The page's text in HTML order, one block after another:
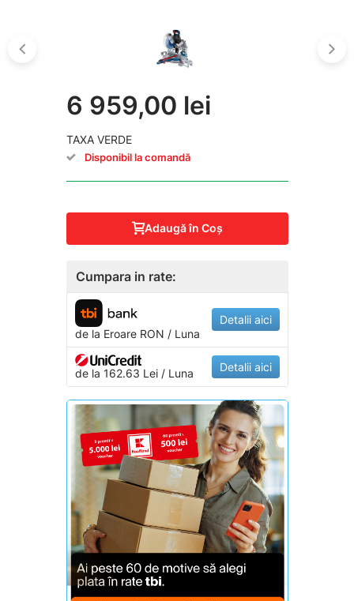
6 959,00 lei
TAXA VERDE
Disponibil la comandă
Adaugă în Coş
Cumpara in rate:
de la EroareRON / Luna
Detalii aici
de la 162.63 Lei / Luna Detalii aici